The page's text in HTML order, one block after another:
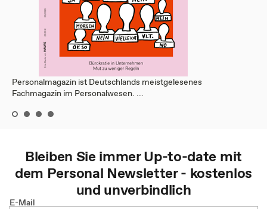
Personalmagazin ist Deutschlands meistgelesenes
Fachmagazin im Personalwesen. ...
Bleiben Sie immer Up-to-date mit
dem Personal Newsletter - kostenlos
und unverbindlich
E-Mail